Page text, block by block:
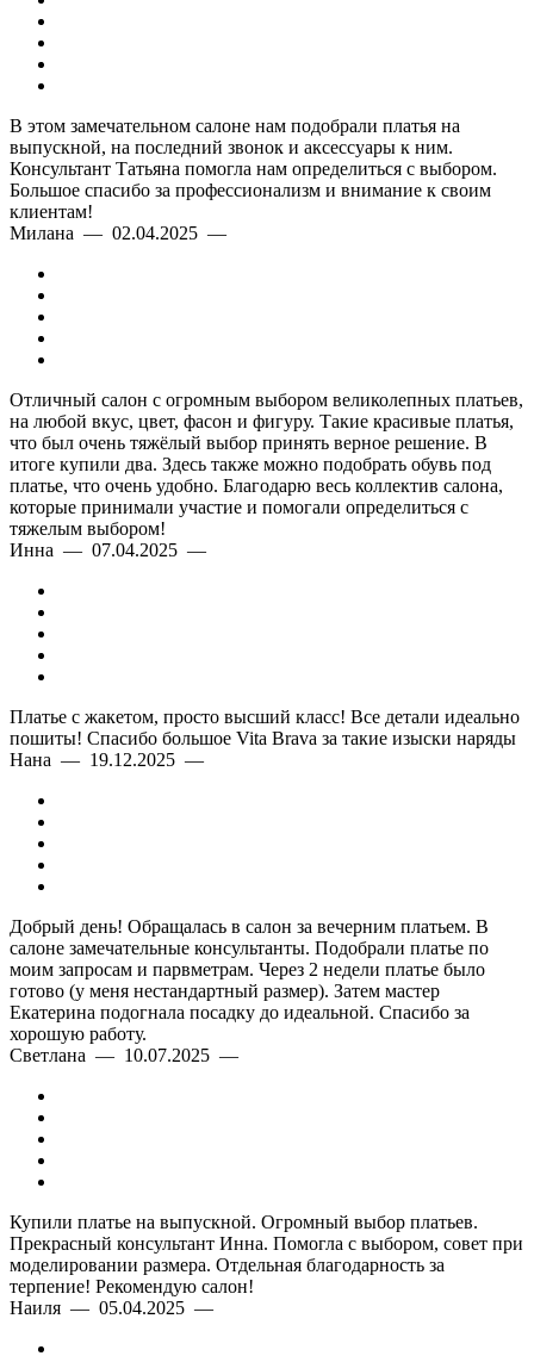
В этом замечательном салоне нам подобрали платья на
выпускной, на последний звонок и аксессуары к ним.
Консультант Татьяна помогла нам определиться с выбором.
Большое спасибо за профессионализм и внимание к своим
клиентам!
Милана — 02.04.2025 —
Отличный салон с огромным выбором великолепных платьев,
на любой вкус, цвет, фасон и фигуру. Такие красивые платья,
что был очень тяжёлый выбор принять верное решение. В
итоге купили два. Здесь также можно подобрать обувь под
платье, что очень удобно. Благодарю весь коллектив салона,
которые принимали участие и помогали определиться с
тяжелым выбором!
Инна — 07.04.2025 —
Платье с жакетом, просто высший класс! Все детали идеально
пошиты! Спасибо большое Vita Brava за такие изыски наряды
Нана — 19.12.2025 —
Добрый день! Обращалась в салон за вечерним платьем. В
салоне замечательные консультанты. Подобрали платье по
моим запросам и парвметрам. Через 2 недели платье было
готово (у меня нестандартный размер). Затем мастер
Екатерина подогнала посадку до идеальной. Спасибо за
хорошую работу.
Светлана — 10.07.2025 —
Купили платье на выпускной. Огромный выбор платьев.
Прекрасный консультант Инна. Помогла с выбором, совет при
моделировании размера. Отдельная благодарность за
терпение! Рекомендую салон!
Наиля — 05.04.2025 —